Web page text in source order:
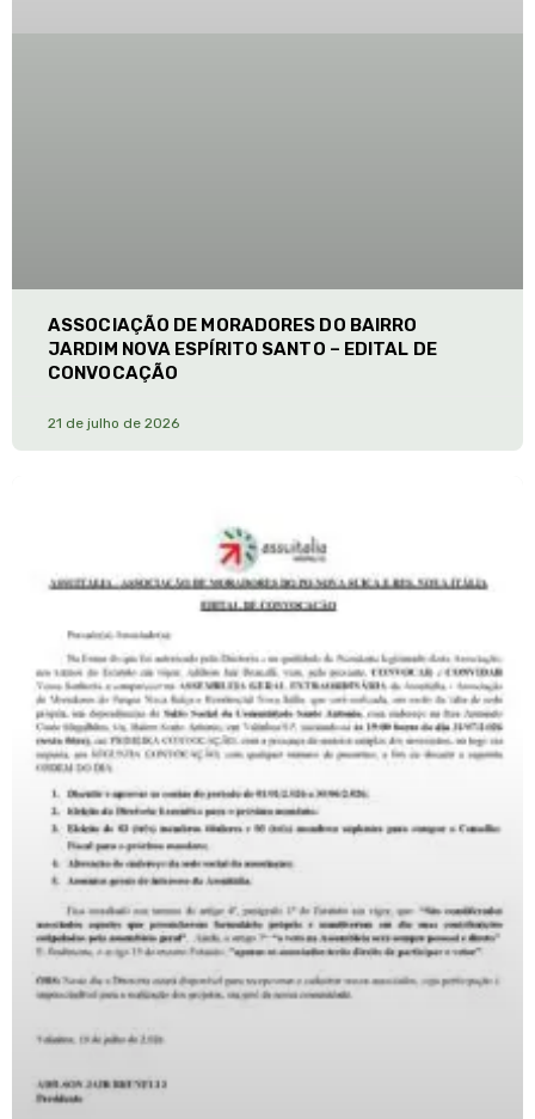
ASSOCIAÇÃO DE MORADORES DO BAIRRO
JARDIM NOVA ESPÍRITO SANTO – EDITAL DE
CONVOCAÇÃO
21 de julho de 2026